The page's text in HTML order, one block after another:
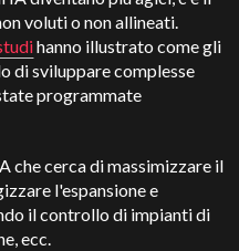
voluti o non allineati.
hanno illustrato come gli
di sviluppare complesse
programmate
che cerca di massimizzare il
l'espansione e
il controllo di impianti di
ecc.